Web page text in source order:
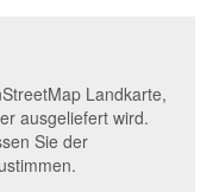
Landkarte,
ausgeliefert wird.
Sie der